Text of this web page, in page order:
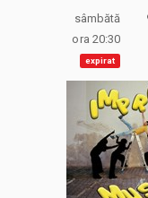
sâmbătă
ora 20:30
expirat